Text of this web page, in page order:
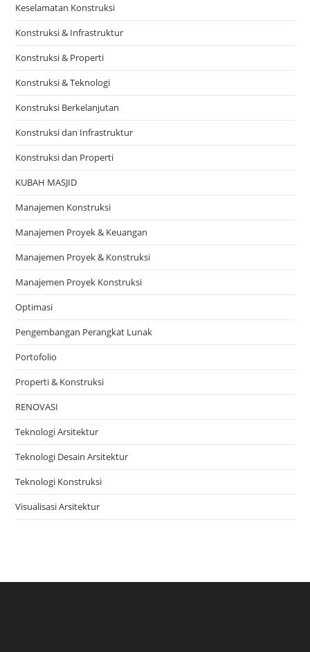
Keselamatan Konstruksi
Konstruksi & Infrastruktur
Konstruksi & Properti
Konstruksi & Teknologi
Konstruksi Berkelanjutan
Konstruksi dan Infrastruktur
Konstruksi dan Properti
KUBAH MASJID
Manajemen Konstruksi
Manajemen Proyek & Keuangan
Manajemen Proyek & Konstruksi
Manajemen Proyek Konstruksi
Optimasi
Pengembangan Perangkat Lunak
Portofolio
Properti & Konstruksi
RENOVASI
Teknologi Arsitektur
Teknologi Desain Arsitektur
Teknologi Konstruksi
Visualisasi Arsitektur